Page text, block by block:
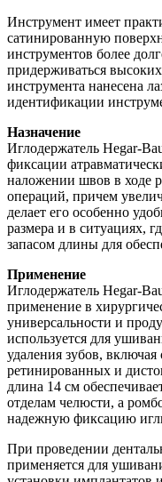
Инструмент имеет
сатинированную
инструментов более
придерживаться
инструмента нанесена
идентификации
Назначение
Иглодержатель Hegar-
фиксации
наложении швов в ходе
операций, причем
делает его особенно
размера и в ситуациях,
запасом длины для
Применение
Иглодержатель Hegar-
применение в
универсальности и
используется для
удаления зубов,
ретинированных и
длина 14 см
отделам челюсти, а
надежную фиксацию
При проведении
применяется для